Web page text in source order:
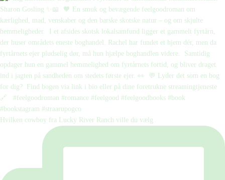
Hvilken cowboy fra Lucky River Ranch ville du vælg